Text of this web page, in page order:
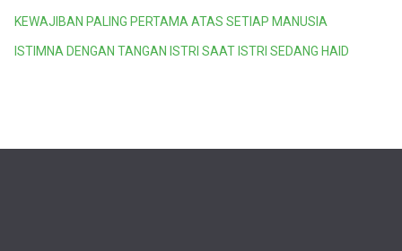
KEWAJIBAN PALING PERTAMA ATAS SETIAP MANUSIA
ISTIMNA DENGAN TANGAN ISTRI SAAT ISTRI SEDANG HAID